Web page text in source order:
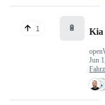
1 🔋 Kia
Jun